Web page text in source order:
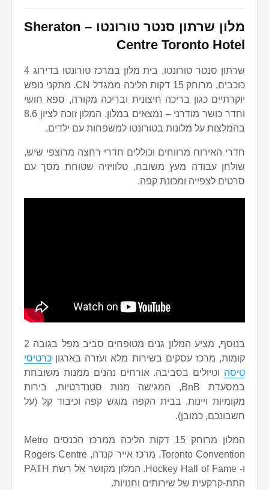
מלון שרתון סנטר טורונטו –
Sheraton
Centre Toronto Hotel
שרתון סנטר טורונטו, בית מלון במרכז טורונטו בדירוג 4
כוכבים, מרוחק 15 דקות הליכה ממגדל CN. מתקני נופש
יוקרתיים כגון בריכה חיצונית ובריכה מקורה, ספא חושי
וחדר כושר מודרני – נמצאים במלון. המלון זוכה לציון 8.6
בהמלצות על מלונות בטורונטו למשפחות עם ילדים.
חדרי האירוח מרווחים וכוללים חדרי רחצה מרוצפי שיש,
שולחן עבודה מעץ משובח, טלוויזיה שטוחת מסך עם
סרטים לצפייה ומכונת קפה.
בנוסף, מציע המלון גנים מטופחים סביב מפל בגובה 2
קומות, מרכז עסקים בשירות מלא ועזרה בארגון כרטיסי
טיסה וטיולים בסביבה. אורחים נהנים ממנות משובחת
במסעדת BnB, המגישה מנות סטנדרטיות, בירות
מקומיות ויינות. בבית הקפה מוגש קפה וכיבוד קל (על
חשבונכם, כמובן).
המלון מרוחק 15 דקות הליכה ממרכז הכנסים Metro
Toronto Convention, מרכז אייר קנדה, Rogers Centre
ו- Hockey Hall of Fame. המלון מקושר אל רשת PATH
התת-קרקעית של שירותים וחנויות.